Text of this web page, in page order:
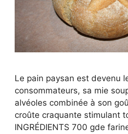
Le pain paysan est devenu
consommateurs, sa mie
alvéoles combinée à son
croûte craquante stimulant
INGRÉDIENTS 700 gde